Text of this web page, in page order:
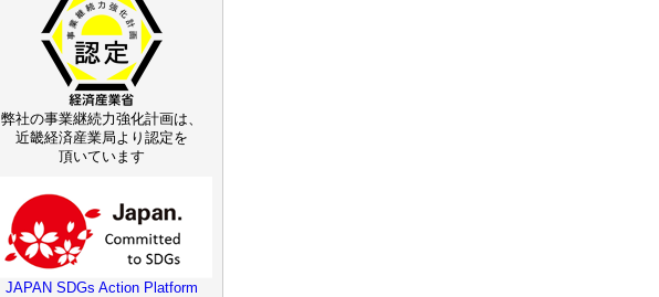
弊社の事業継続力強化計画は、
近畿経済産業局より認定を
頂いています
JAPAN SDGs Action Platform